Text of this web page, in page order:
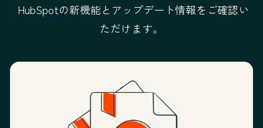
HubSpotの新機能とアップデート情報をご確認い
ただけます。